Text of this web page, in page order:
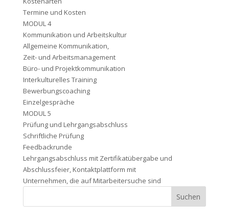
Termine und Kosten
MODUL 4
Kommunikation und Arbeitskultur
Allgemeine Kommunikation,
Zeit- und Arbeitsmanagement
Büro- und Projektkommunikation
Interkulturelles Training
Bewerbungscoaching
Einzelgespräche
MODUL 5
Prüfung und Lehrgangsabschluss
Schriftliche Prüfung
Feedbackrunde
Lehrgangsabschluss mit Zertifikatübergabe und
Abschlussfeier, Kontaktplattform mit
Unternehmen, die auf Mitarbeitersuche sind